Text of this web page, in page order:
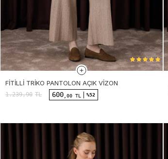
FITILLI TRIKO PANTOLON AÇIK VIZON
1.239,90 TL 600 ,00 TL %52